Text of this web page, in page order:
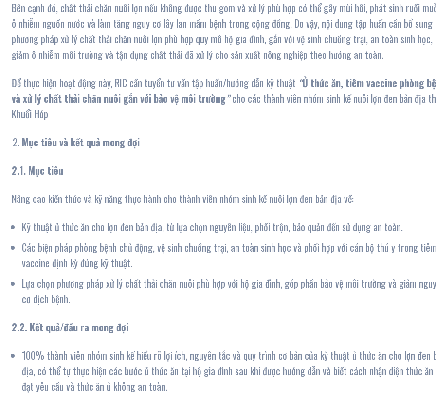
Bên cạnh đó, chất thải chăn nuôi lợn nếu không được thu gom và xử lý phù hợp có thể gây mùi hôi, phát sinh ruồi
ô nhiễm nguồn nước và làm tăng nguy cơ lây lan mầm bệnh trong cộng đồng. Do vậy, nội dung tập huấn cần bổ sung
phương pháp xử lý chất thải chăn nuôi lợn phù hợp quy mô hộ gia đình, gắn với vệ sinh chuồng trại, an toàn sinh học,
giảm ô nhiễm môi trường và tận dụng chất thải đã xử lý cho sản xuất nông nghiệp theo hướng an toàn.
Để thực hiện hoạt động này, RIC cần tuyển tư vấn tập huấn/hướng dẫn kỹ thuật “Ủ thức ăn, tiêm vaccine phòng
và xử lý chất thải chăn nuôi gắn với bảo vệ môi trường”cho các thành viên nhóm sinh kế nuôi lợn đen bản địa
Khuổi Hóp
Mục tiêu và kết quả mong đợi
2.1. Mục tiêu
Nâng cao kiến thức và kỹ năng thực hành cho thành viên nhóm sinh kế nuôi lợn đen bản địa về:
Kỹ thuật ủ thức ăn cho lợn đen bản địa, từ lựa chọn nguyên liệu, phối trộn, bảo quản đến sử dụng an toàn.
Các biện pháp phòng bệnh chủ động, vệ sinh chuồng trại, an toàn sinh học và phối hợp với cán bộ thú y trong tiêm
vaccine định kỳ đúng kỹ thuật.
Lựa chọn phương pháp xử lý chất thải chăn nuôi phù hợp với hộ gia đình, góp phần bảo vệ môi trường và giảm nguy
cơ dịch bệnh.
2.2. Kết quả/đầu ra mong đợi
100% thành viên nhóm sinh kế hiểu rõ lợi ích, nguyên tắc và quy trình cơ bản của kỹ thuật ủ thức ăn cho lợn đen
địa, có thể tự thực hiện các bước ủ thức ăn tại hộ gia đình sau khi được hướng dẫn và biết cách nhận diện thức ăn
đạt yêu cầu và thức ăn ủ không an toàn.